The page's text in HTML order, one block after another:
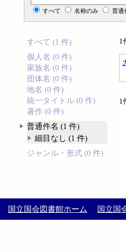
すべて 名称のみ 普通
すべて (1 件)
個人名 (0 件)
家族名 (0 件)
団体名 (0 件)
地名 (0 件)
統一タイトル (0 件)
著作 (0 件)
普通件名 (1 件)
細目なし (1 件)
ジャンル・形式 (0 件)
1
1
国立国会図書館ホーム 国立国